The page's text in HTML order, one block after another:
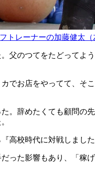
トレーナーの加藤健太
父のつてをたどってよ
でお店をやってて、
。辞めたくても顧問の
高校時代に対戦しまし
った影響もあり、「稼